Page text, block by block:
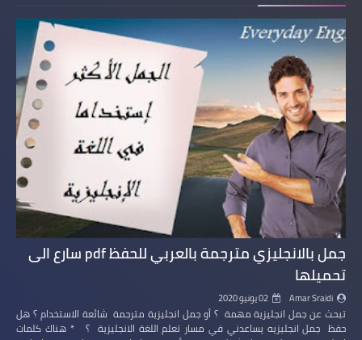
جمل بالانجليزي مترجمة بالعربي للحفظ pdf سارع الى
تحميلها
Amar Sraidi 02 يونيو 2020
تبحث عن جمل انجليزية مهمة ؟ أو جمل انجليزية مترجمة شائعة الاستخدام ؟ هل
حفظ جمل انجليزيه يساعدني في مسار تعلم اللغة الانجليزية ؟ * هناك كلمات